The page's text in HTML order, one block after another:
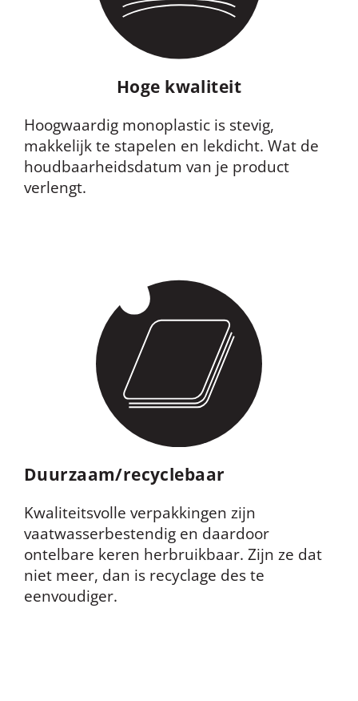
Hoge kwaliteit
Hoogwaardig monoplastic is stevig,
makkelijk te stapelen en lekdicht. Wat de
houdbaarheidsdatum van je product
verlengt.
Duurzaam/recyclebaar
Kwaliteitsvolle verpakkingen zijn
vaatwasserbestendig en daardoor
ontelbare keren herbruikbaar. Zijn ze dat
niet meer, dan is recyclage des te
eenvoudiger.